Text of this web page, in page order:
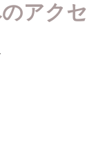
アクセ